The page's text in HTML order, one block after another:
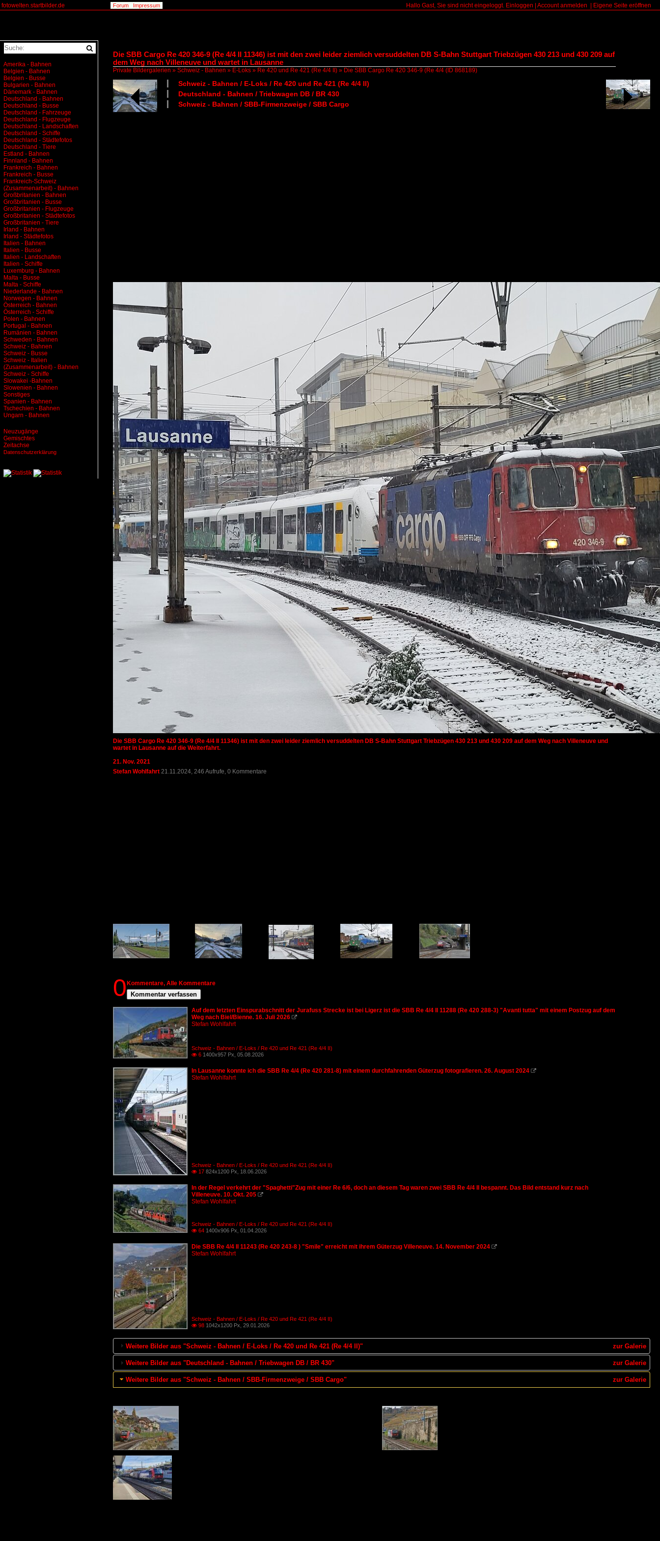
fotowelten.startbilder.de Hallo Gast, Sie sind nicht eingeloggt. Einloggen Account anmelden Eigene Seite eröffnen
Forum Impressum
Die SBB Cargo Re 420 346-9 (Re 4/4 II 11346) ist mit den zwei leider ziemlich versuddelten DB S-Bahn Stuttgart Triebzügen 430 213 und 430 209 auf
dem Weg nach Villeneuve und wartet in Lausanne
Private Bildergalerien » Schweiz - Bahnen » E-Loks » Re 420 und Re 421 (Re 4/4 II) » Die SBB Cargo Re 420 346-9 (Re 4/4 (ID 868189)
Schweiz - Bahnen / E-Loks / Re 420 und Re 421 (Re 4/4 II)
Deutschland - Bahnen / Triebwagen DB / BR 430
Schweiz - Bahnen / SBB-Firmenzweige / SBB Cargo
Die SBB Cargo Re 420 346-9 (Re 4/4 II 11346) ist mit den zwei leider ziemlich versuddelten DB S-Bahn Stuttgart Triebzügen 430 213 und 430 209 auf dem Weg nach Villeneuve und
wartet in Lausanne auf die Weiterfahrt.
21. Nov. 2021
Stefan Wohlfahrt 21.11.2024, 246 Aufrufe, 0 Kommentare
0 Kommentare, Alle Kommentare
Kommentar verfassen
Auf dem letzten Einspurabschnitt der Jurafuss Strecke ist bei Ligerz ist die SBB Re 4/4 II 11288 (Re 420 288-3) "Avanti tutta" mit einem Postzug auf dem
Weg nach Biel/Bienne. 16. Juli 2026 
Stefan Wohlfahrt
Schweiz - Bahnen / E-Loks / Re 420 und Re 421 (Re 4/4 II)
 6 1400x957 Px, 05.08.2026
In Lausanne konnte ich die SBB Re 4/4 (Re 420 281-8) mit einem durchfahrenden Güterzug fotografieren. 26. August 2024 
Stefan Wohlfahrt
Schweiz - Bahnen / E-Loks / Re 420 und Re 421 (Re 4/4 II)
 17 824x1200 Px, 18.06.2026
In der Regel verkehrt der "Spaghetti"Zug mit einer Re 6/6, doch an diesem Tag waren zwei SBB Re 4/4 II bespannt. Das Bild entstand kurz nach
Villeneuve. 10. Okt. 205 
Stefan Wohlfahrt
Schweiz - Bahnen / E-Loks / Re 420 und Re 421 (Re 4/4 II)
 64 1400x906 Px, 01.04.2026
Die SBB Re 4/4 II 11243 (Re 420 243-8 ) "Smile" erreicht mit ihrem Güterzug Villeneuve. 14. November 2024 
Stefan Wohlfahrt
Schweiz - Bahnen / E-Loks / Re 420 und Re 421 (Re 4/4 II)
 98 1042x1200 Px, 29.01.2026
zur Galerie
Weitere Bilder aus "Schweiz - Bahnen / E-Loks / Re 420 und Re 421 (Re 4/4 II)"
zur Galerie
Weitere Bilder aus "Deutschland - Bahnen / Triebwagen DB / BR 430"
zur Galerie
Weitere Bilder aus "Schweiz - Bahnen / SBB-Firmenzweige / SBB Cargo"
Amerika - Bahnen
Belgien - Bahnen
Belgien - Busse
Bulgarien - Bahnen
Dänemark - Bahnen
Deutschland - Bahnen
Deutschland - Busse
Deutschland - Fahrzeuge
Deutschland - Flugzeuge
Deutschland - Landschaften
Deutschland - Schiffe
Deutschland - Städtefotos
Deutschland - Tiere
Estland - Bahnen
Finnland - Bahnen
Frankreich - Bahnen
Frankreich - Busse
Frankreich-Schweiz
(Zusammenarbeit) - Bahnen
Großbritanien - Bahnen
Großbritanien - Busse
Großbritanien - Flugzeuge
Großbritanien - Städtefotos
Großbritanien - Tiere
Irland - Bahnen
Irland - Städtefotos
Italien - Bahnen
Italien - Busse
Italien - Landschaften
Italien - Schiffe
Luxemburg - Bahnen
Malta - Busse
Malta - Schiffe
Niederlande - Bahnen
Norwegen - Bahnen
Österreich - Bahnen
Österreich - Schiffe
Polen - Bahnen
Portugal - Bahnen
Rumänien - Bahnen
Schweden - Bahnen
Schweiz - Bahnen
Schweiz - Busse
Schweiz - Italien
(Zusammenarbeit) - Bahnen
Schweiz - Schiffe
Slowakei -Bahnen
Slowenien - Bahnen
Sonstiges
Spanien - Bahnen
Tschechien - Bahnen
Ungarn - Bahnen
Neuzugänge
Gemischtes
Zeitachse
Datenschutzerklärung